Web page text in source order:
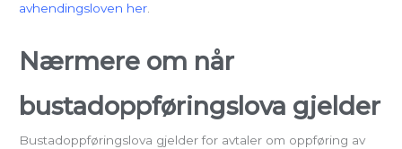
avhendingsloven her.
Nærmere om når
bustadoppføringslova gjelder
Bustadoppføringslova gjelder for avtaler om oppføring av